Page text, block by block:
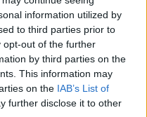
information utilized by
to third parties prior to
opt-out of the further
by third parties on the
This information may
on the IAB’s List of
further disclose it to other